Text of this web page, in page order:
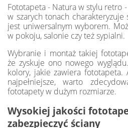
Fototapeta - Natura w stylu retro
w szarych tonach
jest uniwersalnym wyborem.
w pokoju, salonie czy też sypialni.
Wybranie i montaż takiej
że zyskuje ono nowego
kolory, jakie zawiera fototapeta.
najpełniejsze, warto
fototapety w dużym rozmiarze.
Wysokiej jakości
zabezpieczyć ściany